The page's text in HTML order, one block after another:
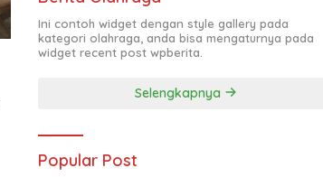
Ini contoh widget dengan style gallery pada
kategori olahraga, anda bisa mengaturnya pada
widget recent post wpberita.
Selengkapnya
Popular Post